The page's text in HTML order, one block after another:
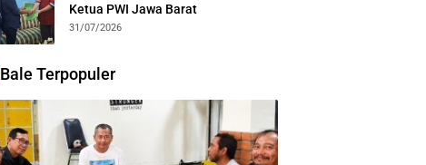
Ketua PWI Jawa Barat
31/07/2026
Bale Terpopuler